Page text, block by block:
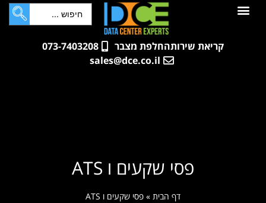
לתוכן
קריאת שירותהחלפת מצבר
073-7403208
sales@dce.co.il
פסי שקעים ו ATS
דף הבית » פסי שקעים ו ATS